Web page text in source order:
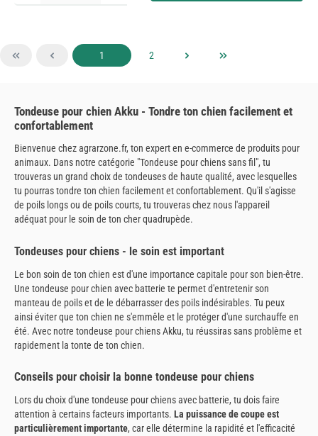
Page
1 Page
2
Tondeuse pour chien Akku - Tondre ton chien facilement et
confortablement
Bienvenue chez agrarzone.fr, ton expert en e-commerce de produits pour
animaux. Dans notre catégorie "Tondeuse pour chiens sans fil", tu
trouveras un grand choix de tondeuses de haute qualité, avec lesquelles
tu pourras tondre ton chien facilement et confortablement. Qu'il s'agisse
de poils longs ou de poils courts, tu trouveras chez nous l'appareil
adéquat pour le soin de ton cher quadrupède.
Tondeuses pour chiens - le soin est important
Le bon soin de ton chien est d'une importance capitale pour son bien-être.
Une tondeuse pour chien avec batterie te permet d'entretenir son
manteau de poils et de le débarrasser des poils indésirables. Tu peux
ainsi éviter que ton chien ne s'emmêle et le protéger d'une surchauffe en
été. Avec notre tondeuse pour chiens Akku, tu réussiras sans problème et
rapidement la tonte de ton chien.
Conseils pour choisir la bonne tondeuse pour chiens
Lors du choix d'une tondeuse pour chiens avec batterie, tu dois faire
attention à certains facteurs importants. La puissance de coupe est
particulièrement importante, car elle détermine la rapidité et l'efficacité